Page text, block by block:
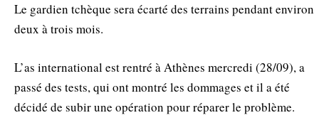
Le gardien tchèque sera écarté des terrains pendant environ
deux à trois mois.
L’as international est rentré à Athènes mercredi (28/09), a
passé des tests, qui ont montré les dommages et il a été
décidé de subir une opération pour réparer le problème.